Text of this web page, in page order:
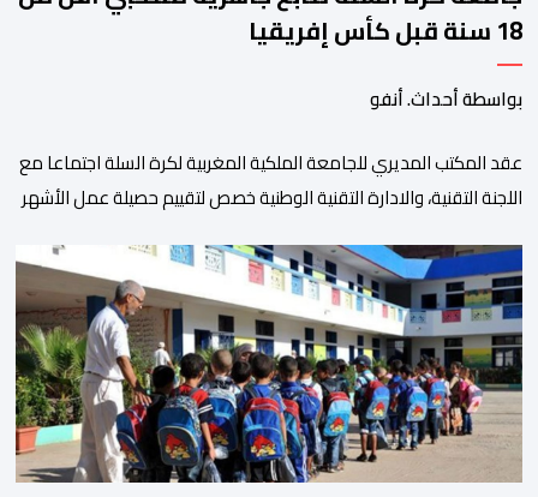
18 سنة قبل كأس إفريقيا
بواسطة أحداث. أنفو
عقد المكتب المديري للجامعة الملكية المغربية لكرة السلة اجتماعا مع
اللجنة التقنية، والادارة التقنية الوطنية خصص لتقييم حصيلة عمل الأشهر
المنتخبات الوطنية خلال الفترة الأخيرة. وشهد الاجتماع تقديم عرض
مفصل حول مشاركة المنتخبين الوطنيين لأقل من 18 سنة، إناثا وذكورا،
من طرف اللجنة التقنية التي واكبت كل […]